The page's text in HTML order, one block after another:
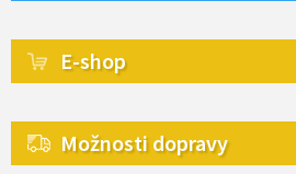
E-shop
Možnosti dopravy